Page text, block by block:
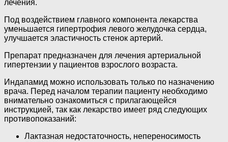
лечения.
Под воздействием главного компонента лекарства
уменьшается гипертрофия левого желудочка сердца,
улучшается эластичность стенок артерий.
Препарат предназначен для лечения артериальной
гипертензии у пациентов взрослого возраста.
Индапамид можно использовать только по назначению
врача. Перед началом терапии пациенту необходимо
внимательно ознакомиться с прилагающейся
инструкцией, так как лекарство имеет ряд следующих
противопоказаний:
Лактазная недостаточность, непереносимость